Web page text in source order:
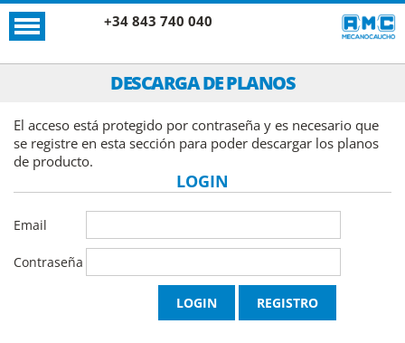
+34 843 740 040
DESCARGA DE PLANOS
El acceso está protegido por contraseña y es necesario que
se registre en esta sección para poder descargar los planos
de producto.
LOGIN
Email
Contraseña